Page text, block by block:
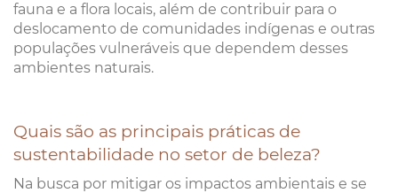
fauna e a flora locais, além de contribuir para o
deslocamento de comunidades indígenas e outras
populações vulneráveis que dependem desses
ambientes naturais.
Quais são as principais práticas de
sustentabilidade no setor de beleza?
Na busca por mitigar os impactos ambientais e se